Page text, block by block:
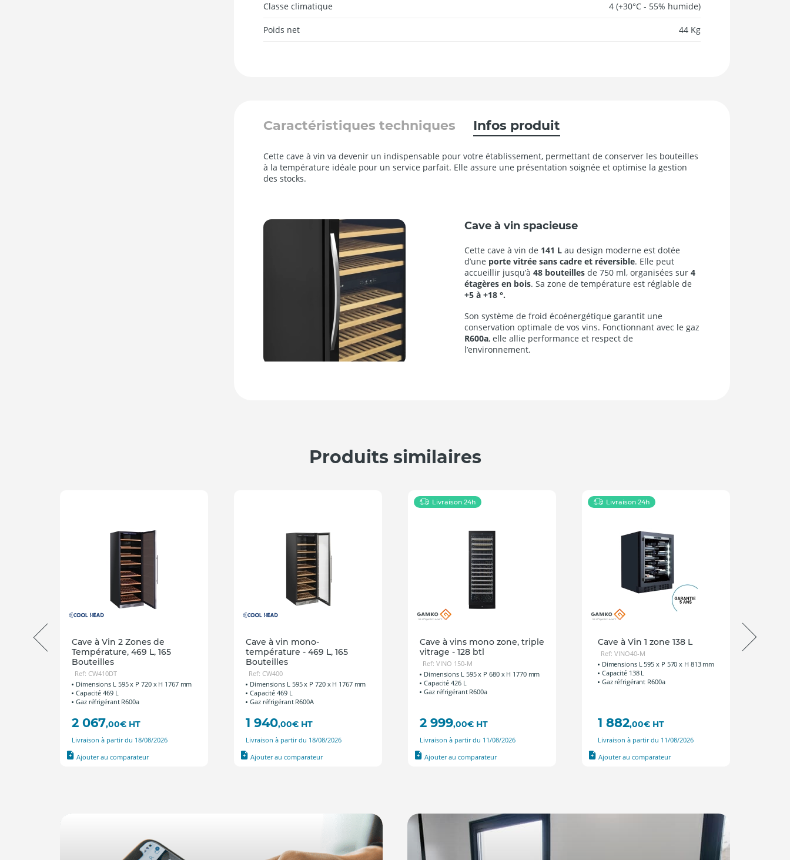
Classe climatique 4 (+30°C - 55% humide)
Poids net 44 Kg
Caractéristiques techniques Infos produit
Cette cave à vin va devenir un indispensable pour votre établissement, permettant de conserver les bouteilles
à la température idéale pour un service parfait. Elle assure une présentation soignée et optimise la gestion
des stocks.
Cave à vin spacieuse
Cette cave à vin de 141 Lau design moderne est dotée
d’une porte vitrée sans cadre et réversible. Elle peut
accueillir jusqu’à48 bouteilles de 750 ml, organisées sur4
étagères en bois. Sa zone de température est réglable de
+5 à +18 °.
Son système de froid écoénergétique garantit une
conservation optimale de vos vins. Fonctionnant avec le gaz
R600a, elle allie performance et respect de
l’environnement.
Produits similaires
Cave à Vin 2 Zones de
Température, 469 L, 165
Bouteilles
Ref: CW410DT
Dimensions L 595 x P 720 x H 1767 mm
Capacité 469 L
Gaz réfrigérant R600a
2 067,00€ HT
Livraison à partir du 18/08/2026
Ajouter au comparateur
Cave à vin mono-
température - 469 L, 165
Bouteilles
Ref: CW400
Dimensions L 595 x P 720 x H 1767 mm
Capacité 469 L
Gaz réfrigérant R600A
1 940,00€ HT
Livraison à partir du 18/08/2026
Ajouter au comparateur
Livraison 24h
Cave à vins mono zone, triple
vitrage - 128 btl
Ref: VINO 150-M
Dimensions L 595 x P 680 x H 1770 mm
Capacité 426 L
Gaz réfrigérant R600a
2 999,00€ HT
Livraison à partir du 11/08/2026
Ajouter au comparateur
Livraison 24h
Cave à Vin 1 zone 138 L
Ref: VINO40-M
Dimensions L 595 x P 570 x H 813 mm
Capacité 138 L
Gaz réfrigérant R600a
1 882,00€ HT
Livraison à partir du 11/08/2026
Ajouter au comparateur